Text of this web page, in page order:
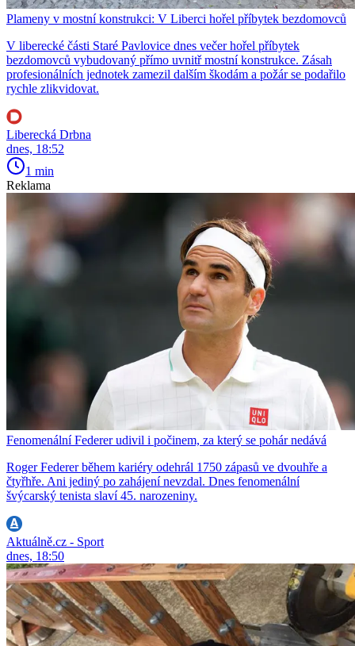
Plameny v mostní konstrukci: V Liberci hořel příbytek bezdomovců
V liberecké části Staré Pavlovice dnes večer hořel příbytek
bezdomovců vybudovaný přímo uvnitř mostní konstrukce. Zásah
profesionálních jednotek zamezil dalším škodám a požár se podařilo
rychle zlikvidovat.
Liberecká Drbna
dnes, 18:52
1 min
Reklama
Fenomenální Federer udivil i počinem, za který se pohár nedává
Roger Federer během kariéry odehrál 1750 zápasů ve dvouhře a
čtyřhře. Ani jediný po zahájení nevzdal. Dnes fenomenální
švýcarský tenista slaví 45. narozeniny.
Aktuálně.cz - Sport
dnes, 18:50